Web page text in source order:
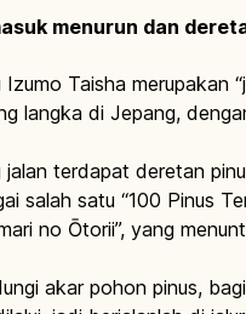
menurun dan
Izumo Taisha merupakan
langka di Jepang,
jalan terdapat deretan
salah satu “100 Pinus
no Ōtorii”, yang
akar pohon pinus,